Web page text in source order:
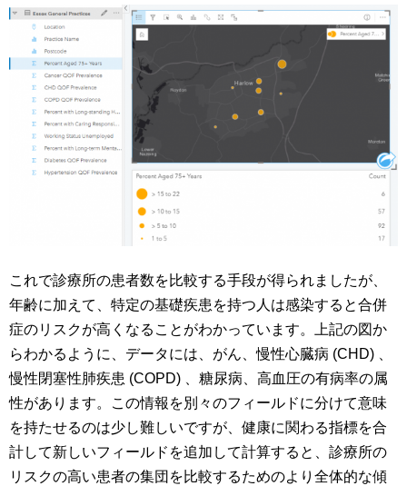
これで診療所の患者数を比較する手段が得られましたが、
年齢に加えて、特定の基礎疾患を持つ人は感染すると合併
症のリスクが高くなることがわかっています。上記の図か
らわかるように、データには、がん、慢性心臓病 (CHD) 、
慢性閉塞性肺疾患 (COPD) 、糖尿病、高血圧の有病率の属
性があります。この情報を別々のフィールドに分けて意味
を持たせるのは少し難しいですが、健康に関わる指標を合
計して新しいフィールドを追加して計算すると、診療所の
リスクの高い患者の集団を比較するためのより全体的な傾